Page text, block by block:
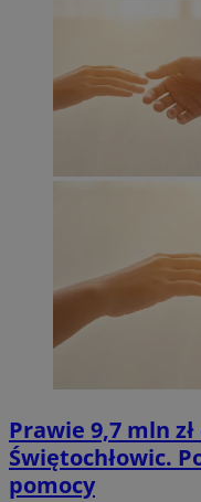
Prawie 9,7 mln
Świętochłowic.
pomocy